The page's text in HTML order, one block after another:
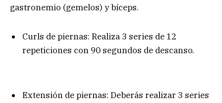
gastronemio (gemelos) y bíceps.
Curls de piernas: Realiza 3 series de 12
repeticiones con 90 segundos de descanso.
Extensión de piernas: Deberás realizar 3 series